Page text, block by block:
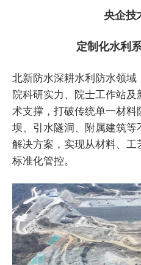
央企技
定制化水利
北新防水深耕水利防水领
院科研实力、院士工作站
术支撑，打破传统单一材
坝、引水隧洞、附属建筑
解决方案，实现从材料、
标准化管控。